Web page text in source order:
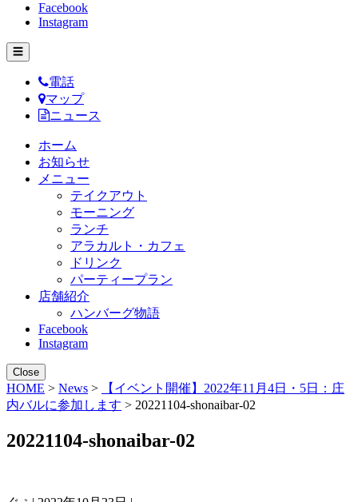
Facebook
Instagram
☰
電話
マップ
ニュース
ホーム
お知らせ
メニュー
テイクアウト
モーニング
ランチ
アラカルト・カフェ
ドリンク
パーティープラン
店舗紹介
ハンバーグ物語
Facebook
Instagram
Close
HOME > News >
【イベント開催】2022年11月4日・5日：庄
内バルに参加します > 20221104-shonaibar-02
20221104-shonaibar-02